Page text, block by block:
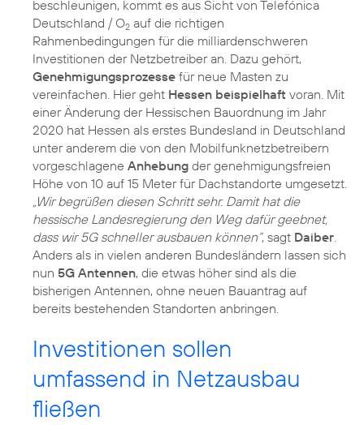
beschleunigen, kommt es aus Sicht von Telefónica
Deutschland / O2 auf die richtigen
Rahmenbedingungen für die milliardenschweren
Investitionen der Netzbetreiber an. Dazu gehört,
Genehmigungsprozesse für neue Masten zu
vereinfachen. Hier geht Hessen beispielhaft voran. Mit
einer Änderung der Hessischen Bauordnung im Jahr
2020 hat Hessen als erstes Bundesland in Deutschland
unter anderem die von den Mobilfunknetzbetreibern
vorgeschlagene Anhebung der genehmigungsfreien
Höhe von 10 auf 15 Meter für Dachstandorte umgesetzt.
„Wir begrüßen diesen Schritt sehr. Damit hat die
hessische Landesregierung den Weg dafür geebnet,
dass wir 5G schneller ausbauen können“, sagt Daiber.
Anders als in vielen anderen Bundesländern lassen sich
nun 5G Antennen, die etwas höher sind als die
bisherigen Antennen, ohne neuen Bauantrag auf
bereits bestehenden Standorten anbringen.
Investitionen sollen
umfassend in Netzausbau
fließen